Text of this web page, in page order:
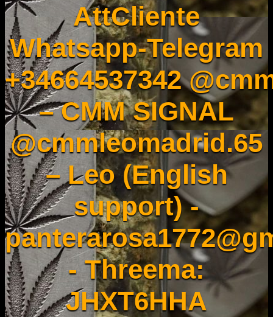
AttCliente
Whatsapp-Telegram
+34664537342
– CMM SIGNAL
@cmmleomadrid.65
– Leo (English
support) -
- Threema:
JHXT6HHA